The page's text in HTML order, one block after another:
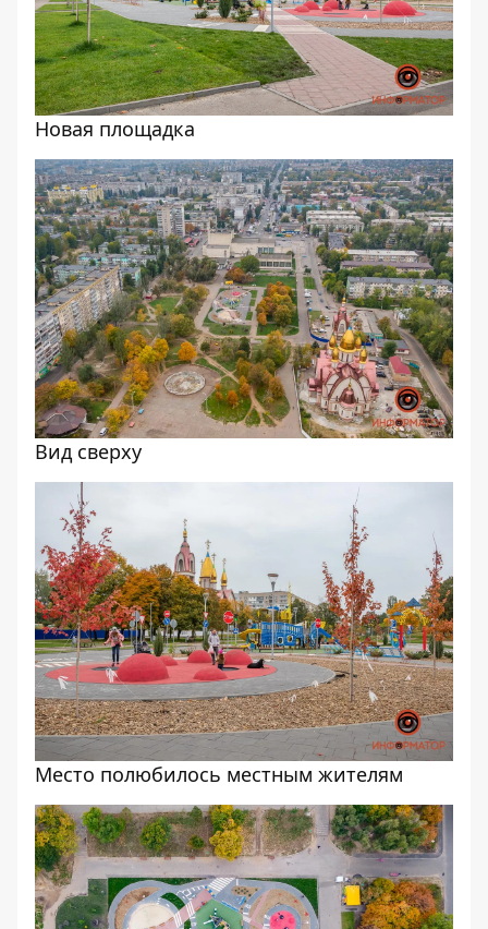
Новая площадка
Вид сверху
Место полюбилось местным жителям